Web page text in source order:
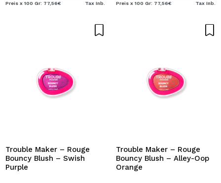
Preis x 100 Gr: 77,56€ Tax Inb. Preis x 100 Gr: 77,56€ Tax Inb.
Trouble Maker – Rouge
Bouncy Blush – Swish
Purple
Trouble Maker – Rouge
Bouncy Blush – Alley-Oop
Orange